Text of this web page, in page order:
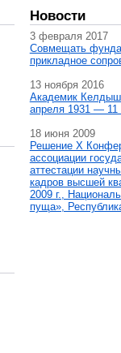
Новости
3 февраля 2017
Совмещать
прикладное
13 ноября 2016
Академик
апреля 1931 — 11
18 июня 2009
Решение X
ассоциации
аттестации
кадров высшей
2009 г.,
пуща»,